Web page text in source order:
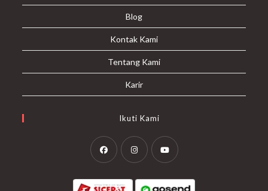
Blog
Kontak Kami
Tentang Kami
Karir
Ikuti Kami
in
in